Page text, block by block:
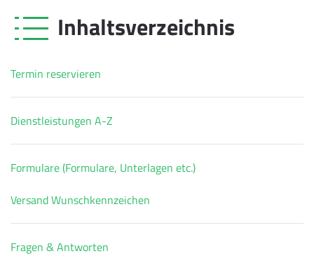
Inhaltsverzeichnis
Termin reservieren
Dienstleistungen A-Z
Formulare (Formulare, Unterlagen etc.)
Versand Wunschkennzeichen
Fragen & Antworten